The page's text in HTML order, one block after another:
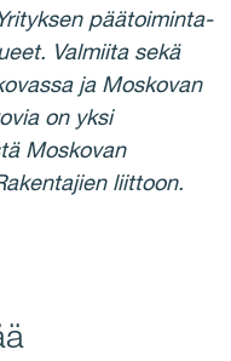
päätoiminta-
Valmiita sekä
ja Moskovan
on yksi
Moskovan
liittoon.